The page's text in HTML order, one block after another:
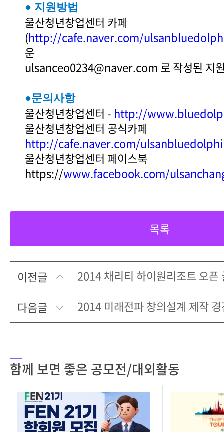
● 지원방법
울산청년창업센터 카페
(http://cafe.naver.com/
운
ulsanceo0234@naver.com 로 작성된 지
●문의사항
울산청년창업센터 - http://
울산청년창업센터 공식카페
http://cafe.naver.com/
울산청년창업센터 페이스북
https://www.facebook.com/
목록
이전글
다음글
함께 보면 좋은 공모전/대외활동